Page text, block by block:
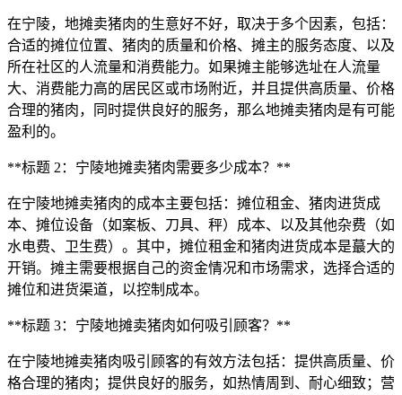
在宁陵，地摊卖猪肉的生意好不好，取决于多个因素，包括：
合适的摊位位置、猪肉的质量和价格、摊主的服务态度、以及
所在社区的人流量和消费能力。如果摊主能够选址在人流量
大、消费能力高的居民区或市场附近，并且提供高质量、价格
合理的猪肉，同时提供良好的服务，那么地摊卖猪肉是有可能
盈利的。
**标题 2：宁陵地摊卖猪肉需要多少成本？**
在宁陵地摊卖猪肉的成本主要包括：摊位租金、猪肉进货成
本、摊位设备（如案板、刀具、秤）成本、以及其他杂费（如
水电费、卫生费）。其中，摊位租金和猪肉进货成本是蕞大的
开销。摊主需要根据自己的资金情况和市场需求，选择合适的
摊位和进货渠道，以控制成本。
**标题 3：宁陵地摊卖猪肉如何吸引顾客？**
在宁陵地摊卖猪肉吸引顾客的有效方法包括：提供高质量、价
格合理的猪肉；提供良好的服务，如热情周到、耐心细致；营